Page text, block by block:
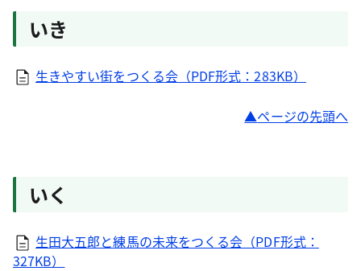
いき
生きやすい街をつくる会（PDF形式：283KB）
ページの先頭へ
いく
生田大五郎と練馬の未来をつくる会（PDF形式：
327KB）